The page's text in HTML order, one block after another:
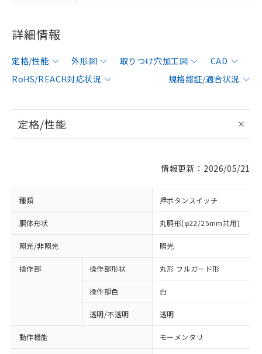
詳細情報
定格/性能 外形図 取りつけ穴加工図
CAD
RoHS/REACH対応状況
規格認証/適合状況
定格/性能
情報更新：2026/05/21
種類 押ボタンスイッチ
胴体形状 丸胴形(φ22/25mm共用)
照光/非照光 照光
操作部 操作部形状 丸形 フルガード形
操作部色 白
透明/不透明 透明
動作機能 モーメンタリ